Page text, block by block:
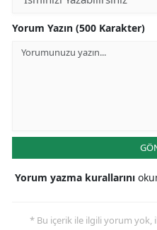
Yorum Yazın (500 Karakter)
Yorum yazma kurallarını
* Bu içerik ile ilgili yorum yok,